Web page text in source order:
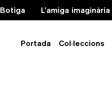
Botiga L’amiga imaginària
Portada Col·leccions